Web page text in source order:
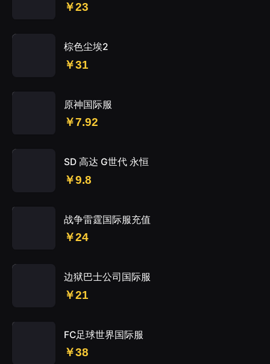
￥23
棕色尘埃2
￥31
原神国际服
￥7.92
SD 高达 G世代 永恒
￥9.8
战争雷霆国际服充值
￥24
边狱巴士公司国际服
￥21
FC足球世界国际服
￥38